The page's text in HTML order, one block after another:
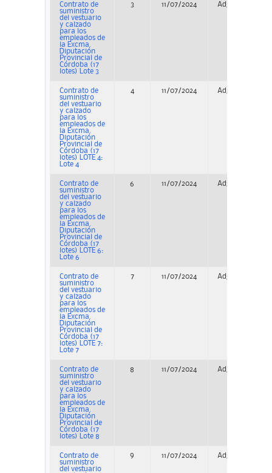
Contrato de
suministro
del vestuario
y calzado
para los
empleados de
la Excma.
Diputación
Provincial de
Córdoba (17
lotes) Lote 3
3 11/07/2024 Adjudicación
Contrato de
suministro
del vestuario
y calzado
para los
empleados de
la Excma.
Diputación
Provincial de
Córdoba (17
lotes) LOTE 4:
Lote 4
4 11/07/2024 Adjudicación
Contrato de
suministro
del vestuario
y calzado
para los
empleados de
la Excma.
Diputación
Provincial de
Córdoba (17
lotes) LOTE 6:
Lote 6
6 11/07/2024 Adjudicación
Contrato de
suministro
del vestuario
y calzado
para los
empleados de
la Excma.
Diputación
Provincial de
Córdoba (17
lotes) LOTE 7:
Lote 7
7 11/07/2024 Adjudicación
Contrato de
suministro
del vestuario
y calzado
para los
empleados de
la Excma.
Diputación
Provincial de
Córdoba (17
lotes) Lote 8
8 11/07/2024 Adjudicación
Contrato de
suministro
del vestuario
9 11/07/2024 Adjudicación